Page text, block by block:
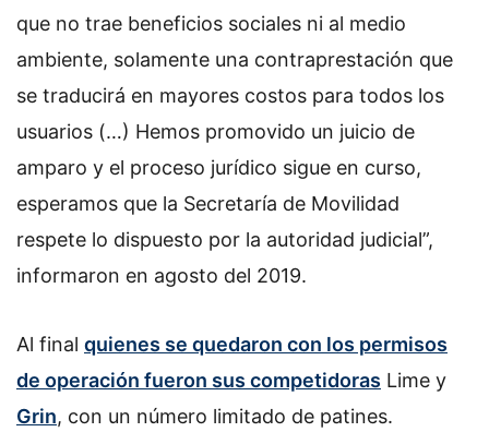
que no trae beneficios sociales ni al medio
ambiente, solamente una contraprestación que
se traducirá en mayores costos para todos los
usuarios (…) Hemos promovido un juicio de
amparo y el proceso jurídico sigue en curso,
esperamos que la Secretaría de Movilidad
respete lo dispuesto por la autoridad judicial”,
informaron en agosto del 2019.
Al final quienes se quedaron con los permisos
de operación fueron sus competidoras Lime y
Grin, con un número limitado de patines.